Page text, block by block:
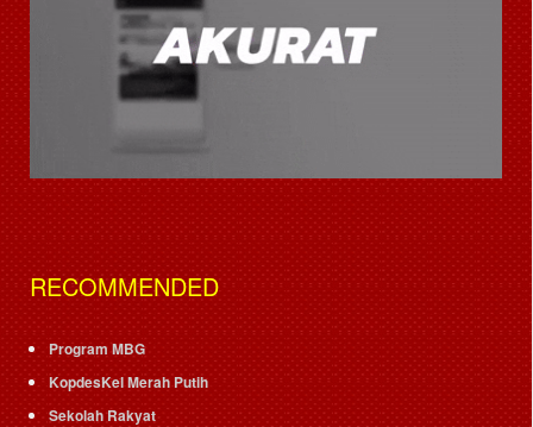
RECOMMENDED
Program MBG
KopdesKel Merah Putih
Sekolah Rakyat